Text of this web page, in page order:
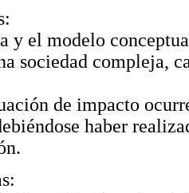
y el modelo
sociedad compleja,
de impacto
haber